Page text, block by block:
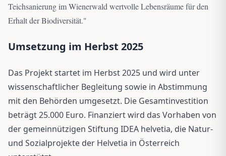
Teichsanierung im Wienerwald wertvolle Lebensräume für den
Erhalt der Biodiversität."
Umsetzung im Herbst 2025
Das Projekt startet im Herbst 2025 und wird unter
wissenschaftlicher Begleitung sowie in Abstimmung
mit den Behörden umgesetzt. Die Gesamtinvestition
beträgt 25.000 Euro. Finanziert wird das Vorhaben von
der gemeinnützigen Stiftung IDEA helvetia, die Natur-
und Sozialprojekte der Helvetia in Österreich